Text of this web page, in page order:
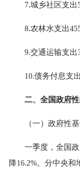
7.城乡社区支出
8.农林水支出
9.交通运输支出
10.债务付息支出
二、全国政府
（一）政府性
一季度 ， 全国
降16.2%。分中央